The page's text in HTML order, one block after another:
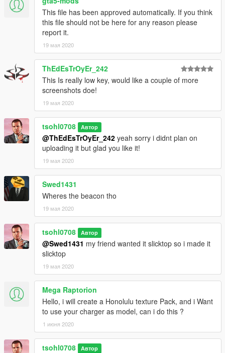
This file has been approved automatically. If you think
this file should not be here for any reason please
report it.
19 мая 2020
ThEdEsTrOyEr_242
This Is really low key, would like a couple of more
screenshots doe!
19 мая 2020
tsohl0708 Автор
@ThEdEsTrOyEr_242 yeah sorry i didnt plan on
uploading it but glad you like it!
19 мая 2020
Swed1431
Wheres the beacon tho
19 мая 2020
tsohl0708 Автор
@Swed1431 my friend wanted it slicktop so i made it
slicktop
19 мая 2020
Mega Raptorion
Hello, i will create a Honolulu texture Pack, and i Want
to use your charger as model, can i do this ?
1 июня 2020
tsohl0708 Автор